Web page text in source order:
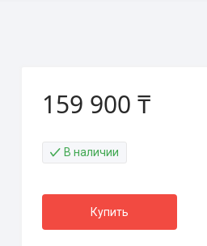
159 900 ₸
В наличии
Купить